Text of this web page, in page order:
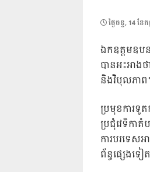
POSTED
ថ្ងៃ​ចន្ទ, 14 ខែ​
ឯកឧត្តមឧបន
បានអះអាងថ
និងវិបុលភា
ប្រមុខការទូ
ប្រជុំវេទិកា
ការបរទេស
ព័ន្ធផ្សេងទៀ